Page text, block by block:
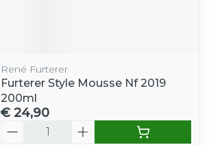
René Furterer
Furterer Style Mousse Nf 2019
200ml
€ 24,90